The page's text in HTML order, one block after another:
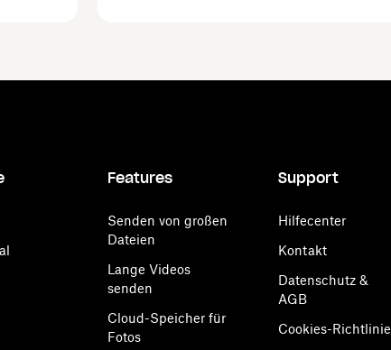
Features
Senden von großen
Dateien
Lange Videos
senden
Cloud-Speicher für
Fotos
Support
Hilfecenter
Kontakt
Datenschutz &
AGB
Cookies-Richtlinie